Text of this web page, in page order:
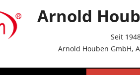
Arnold
Seit
Arnold Houben GmbH,